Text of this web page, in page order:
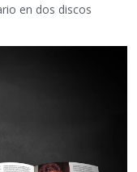
en dos discos